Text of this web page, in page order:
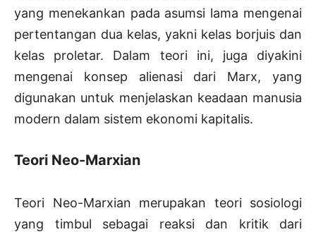
yang menekankan pada asumsi lama mengenai
pertentangan dua kelas, yakni kelas borjuis dan
kelas proletar. Dalam teori ini, juga diyakini
mengenai konsep alienasi dari Marx, yang
digunakan untuk menjelaskan keadaan manusia
modern dalam sistem ekonomi kapitalis.
Teori Neo-Marxian
Teori Neo-Marxian merupakan teori sosiologi
yang timbul sebagai reaksi dan kritik dari